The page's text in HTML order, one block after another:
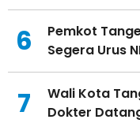
6
Pemkot
Segera Urus
7
Wali Kota
Dokter